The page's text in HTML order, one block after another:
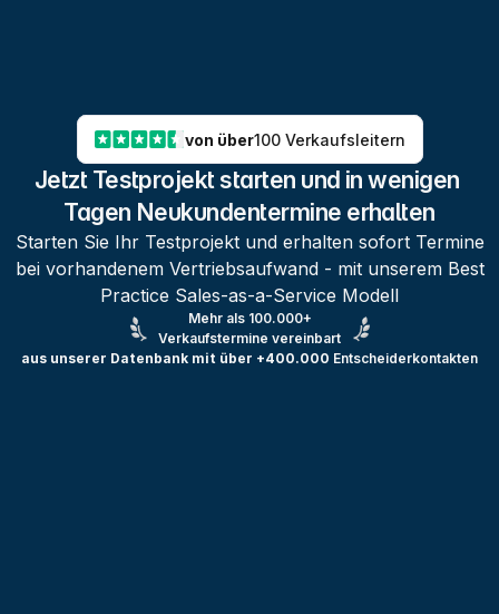
von über100 Verkaufsleitern
Jetzt Testprojekt starten und in wenigen
Tagen Neukundentermine erhalten
Starten Sie Ihr Testprojekt und erhalten sofort Termine
bei vorhandenem Vertriebsaufwand - mit unserem Best
Practice Sales-as-a-Service Modell
Mehr als 100.000+
Verkaufstermine vereinbart
aus unserer Datenbank mit über +400.000 Entscheiderkontakten